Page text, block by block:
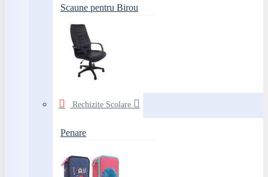
Scaune pentru Birou
Rechizite Scolare
Penare